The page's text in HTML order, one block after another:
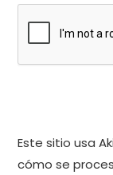
Este sitio usa
cómo se